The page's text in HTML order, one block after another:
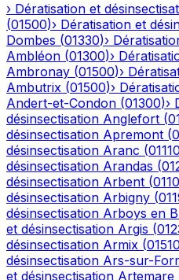
› Dératisation et
(01500)› Dératisation et
Dombes (01330)›
Ambléon (01300)›
Ambronay (01500)›
Ambutrix (01500)›
Andert-et-Condon (01300)›
désinsectisation Anglefort (
désinsectisation Apremont (
désinsectisation Aranc (01110
désinsectisation Arandas (
désinsectisation Arbent (
désinsectisation Arbigny (
désinsectisation Arboys en
et désinsectisation Argis (
désinsectisation Armix (01510
désinsectisation Ars-sur-
et désinsectisation Artemare